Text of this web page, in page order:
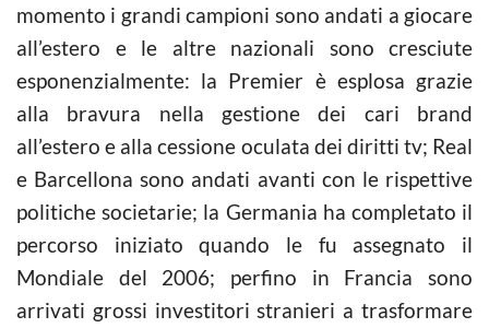
momento i grandi campioni sono andati a giocare
all’estero e le altre nazionali sono cresciute
esponenzialmente: la Premier è esplosa grazie
alla bravura nella gestione dei cari brand
all’estero e alla cessione oculata dei diritti tv; Real
e Barcellona sono andati avanti con le rispettive
politiche societarie; la Germania ha completato il
percorso iniziato quando le fu assegnato il
Mondiale del 2006; perfino in Francia sono
arrivati grossi investitori stranieri a trasformare